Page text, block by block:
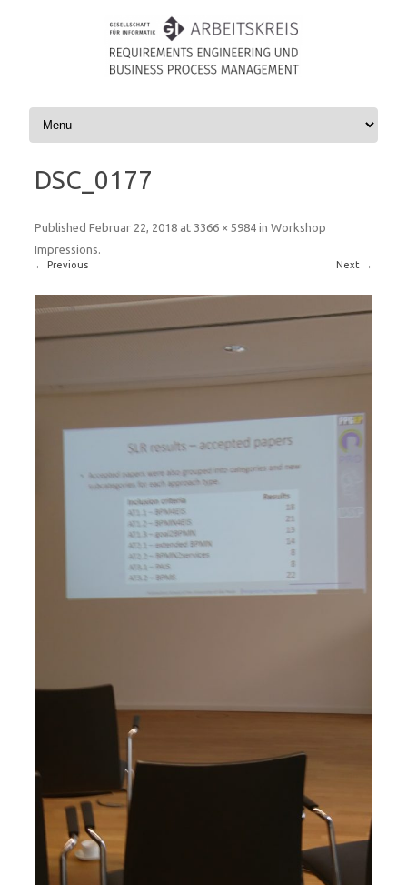
Skip to content
DSC_0177
Published Februar 22, 2018 at 3366 × 5984 in Workshop
Impressions.
← Previous Next →